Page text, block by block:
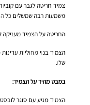
צמיד חריטה לגבר עם
משמעות רבה שמשלים כל
החריטה על הצמיד מעניקה
הצמיד בנוי מחוליות
שלו.
במבט מהיר על הצמיד:
הצמיד מגיע עם סוגר